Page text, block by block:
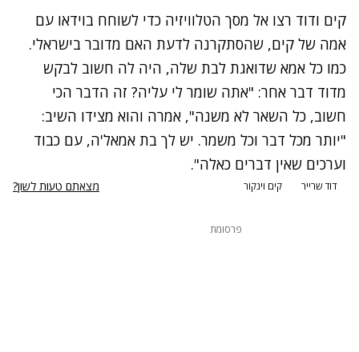
נתקלנו בבעיה
נסה שוב
קים ודוד רצו אל מסך הטלוויזיה כדי לשוחח בוידאו עם
אמה של קים, שהסתקרנה לדעת האם מדובר בישראלי.
כמו כל אמא שדואגת לבת שלה, היה לה חשוב לבקש
מדוד דבר אחר: "אתה שומר לי עליה? זה הדבר הכי
חשוב, כל השאר לא משנה", אמרה והוא מצידו השיב:
"יותר מכל דבר וכל משמר. יש לך בת אמאל'ה, עם כבוד
וערכים שאין דברים כאלה".
דוד שרייר קים וינקור מצאתם טעות לשון?
פרסומת